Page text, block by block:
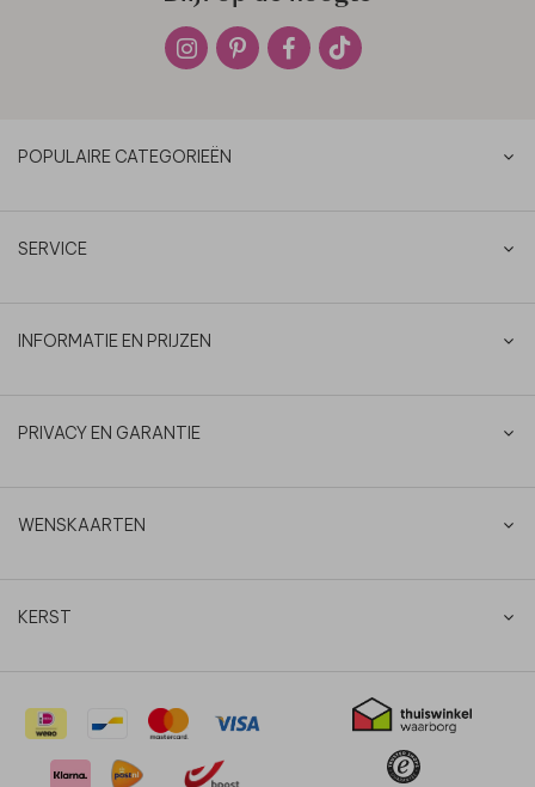
POPULAIRE CATEGORIEËN
SERVICE
INFORMATIE EN PRIJZEN
PRIVACY EN GARANTIE
WENSKAARTEN
KERST